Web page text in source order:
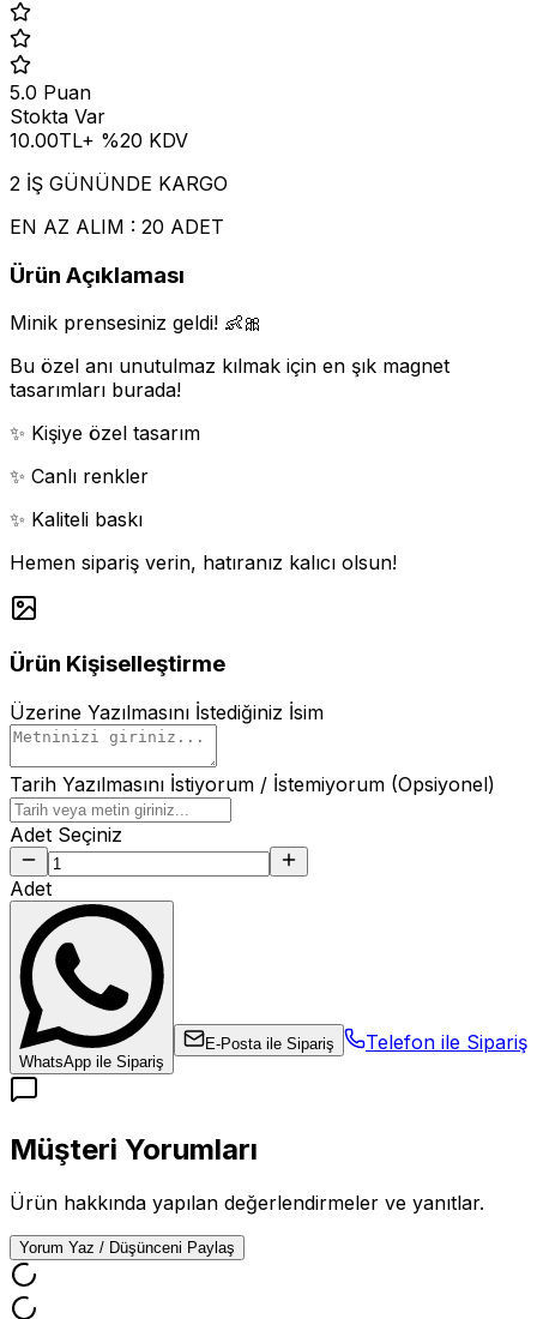
5.0 Puan
Stokta Var
10.00TL+ %20 KDV
2 İŞ GÜNÜNDE KARGO
EN AZ ALIM : 20 ADET
Ürün Açıklaması
Minik prensesiniz geldi! 👶🎀
Bu özel anı unutulmaz kılmak için en şık magnet
tasarımları burada!
✨ Kişiye özel tasarım
✨ Canlı renkler
✨ Kaliteli baskı
Hemen sipariş verin, hatıranız kalıcı olsun!
Ürün Kişiselleştirme
Üzerine Yazılmasını İstediğiniz İsim
Tarih Yazılmasını İstiyorum / İstemiyorum (Opsiyonel)
Adet Seçiniz
Adet
WhatsApp ile Sipariş
E-Posta ile Sipariş Telefon ile Sipariş
Müşteri Yorumları
Ürün hakkında yapılan değerlendirmeler ve yanıtlar.
Yorum Yaz / Düşünceni Paylaş